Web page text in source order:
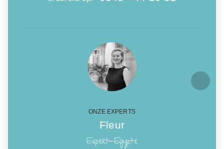
ONZE EXPERTS
Fleur
Expert-Egypte